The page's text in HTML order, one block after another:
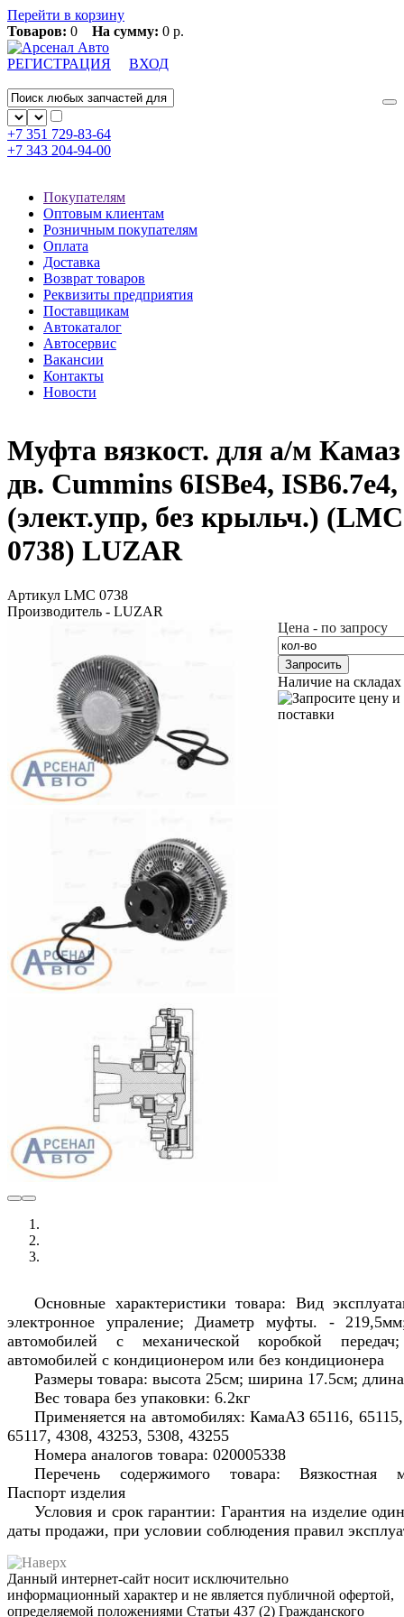
Перейти в корзину
Товаров: 0 На сумму: 0 р.
РЕГИСТРАЦИЯ ВХОД
+7 351 729-83-64
+7 343 204-94-00
Покупателям
Оптовым клиентам
Розничным покупателям
Оплата
Доставка
Возврат товаров
Реквизиты предприятия
Поставщикам
Автокаталог
Автосервис
Вакансии
Контакты
Новости
Муфта вязкост. для а/м
дв. Cummins 6ISBe4, ISB6.7e4,
(элект.упр, без крыльч.) (LMC
0738) LUZAR
Артикул LMC 0738
Производитель - LUZAR
Цена - по запросу
Запросить
Наличие на складах
Основные характеристики товара: Вид
электронное упраление; Диаметр муфты. -
автомобилей с механической коробкой
автомобилей с кондиционером или без кондиционера
Размеры товара: высота 25см; ширина 17.5см;
Вес товара без упаковки: 6.2кг
Применяется на автомобилях: КамаАЗ 65116,
65117, 4308, 43253, 5308, 43255
Номера аналогов товара: 020005338
Перечень содержимого товара: Вязкостная
Паспорт изделия
Условия и срок гарантии: Гарантия на изделие
даты продажи, при условии соблюдения правил
Данный интернет-сайт носит исключительно
информационный характер и не является публичной офертой,
определяемой положениями Статьи 437 (2) Гражданского